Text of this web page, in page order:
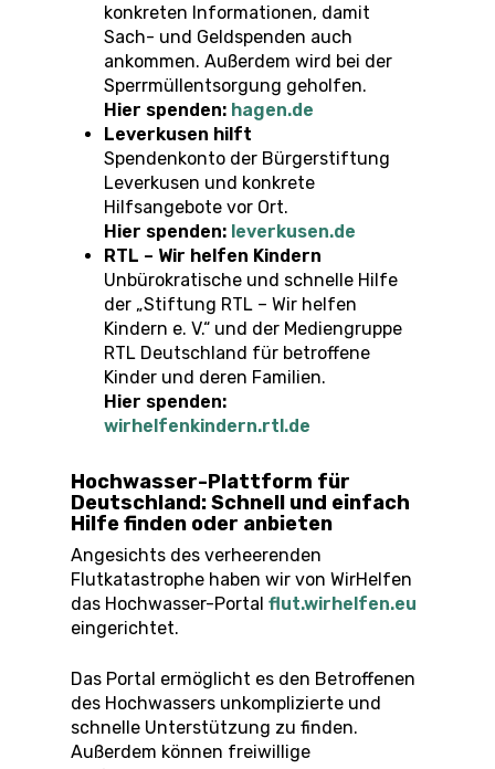
konkreten Informationen, damit
Sach- und Geldspenden auch
ankommen. Außerdem wird bei der
Sperrmüllentsorgung geholfen.
Hier spenden: hagen.de
Leverkusen hilft
Spendenkonto der Bürgerstiftung
Leverkusen und konkrete
Hilfsangebote vor Ort.
Hier spenden: leverkusen.de
RTL – Wir helfen Kindern
Unbürokratische und schnelle Hilfe
der „Stiftung RTL – Wir helfen
Kindern e. V.“ und der Mediengruppe
RTL Deutschland für betroffene
Kinder und deren Familien.
Hier spenden:
wirhelfenkindern.rtl.de
Hochwasser-Plattform für
Deutschland: Schnell und einfach
Hilfe finden oder anbieten
Angesichts des verheerenden
Flutkatastrophe haben wir von WirHelfen
das Hochwasser-Portal flut.wirhelfen.eu
eingerichtet.
Das Portal ermöglicht es den Betroffenen
des Hochwassers unkomplizierte und
schnelle Unterstützung zu finden.
Außerdem können freiwillige